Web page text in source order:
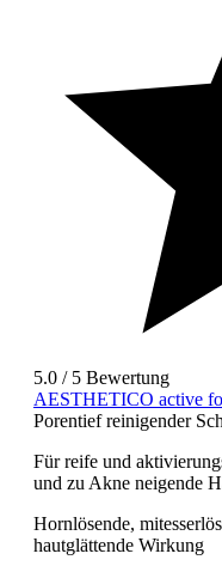
5.0 / 5 Bewertung
AESTHETICO active
Porentief reinigender
Für reife und
und zu Akne neigende
Hornlösende,
hautglättende Wirkung